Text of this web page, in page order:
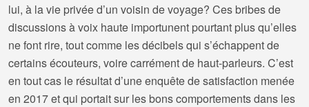
lui, à la vie privée d’un voisin de voyage? Ces bribes de
discussions à voix haute importunent pourtant plus qu’elles
ne font rire, tout comme les décibels qui s’échappent de
certains écouteurs, voire carrément de haut-parleurs. C’est
en tout cas le résultat d’une enquête de satisfaction menée
en 2017 et qui portait sur les bons comportements dans les